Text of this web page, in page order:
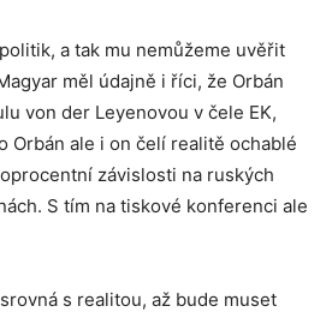
a tak mu nemůžeme uvěřit
měl údajně i říci, že Orbán
von der Leyenovou v čele EK,
Orbán ale i on čelí realitě ochablé
závislosti na ruských
S tím na tiskové konferenci ale
s realitou, až bude muset